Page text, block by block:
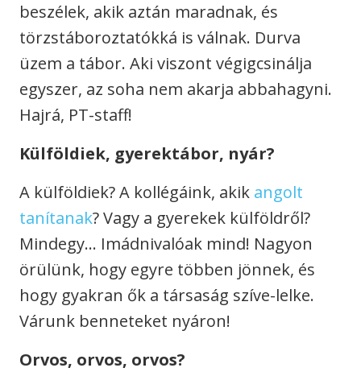
beszélek, akik aztán maradnak, és
törzstáboroztatókká is válnak. Durva
üzem a tábor. Aki viszont végigcsinálja
egyszer, az soha nem akarja abbahagyni.
Hajrá, PT-staff!
Külföldiek, gyerektábor, nyár?
A külföldiek? A kollégáink, akik angolt
tanítanak? Vagy a gyerekek külföldről?
Mindegy… Imádnivalóak mind! Nagyon
örülünk, hogy egyre többen jönnek, és
hogy gyakran ők a társaság szíve-lelke.
Várunk benneteket nyáron!
Orvos, orvos, orvos?